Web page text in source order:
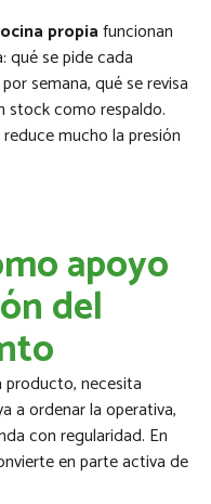
propiafuncionan
qué se pide cada
semana, qué se revisa
stock como respaldo.
mucho la presión
apoyo
del
necesita
a ordenar la operativa,
con regularidad. En
en parte activa de